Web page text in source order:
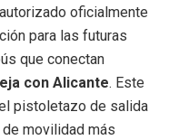
oficialmente
para las futuras
que conectan
con Alicante. Este
pistoletazo de salida
movilidad más